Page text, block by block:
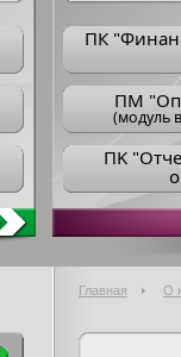
ПК
ПM
(модуль
ПK
Главная О